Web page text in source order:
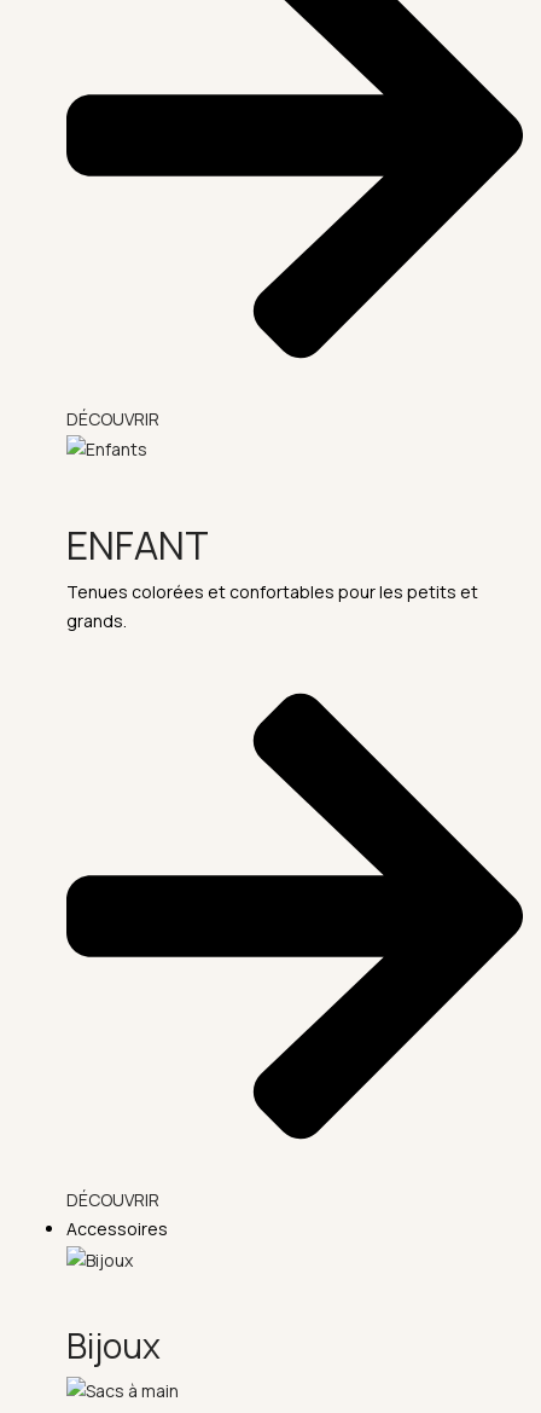
DÉCOUVRIR
ENFANT
Tenues colorées et confortables pour les petits et
grands.
DÉCOUVRIR
Accessoires
Bijoux